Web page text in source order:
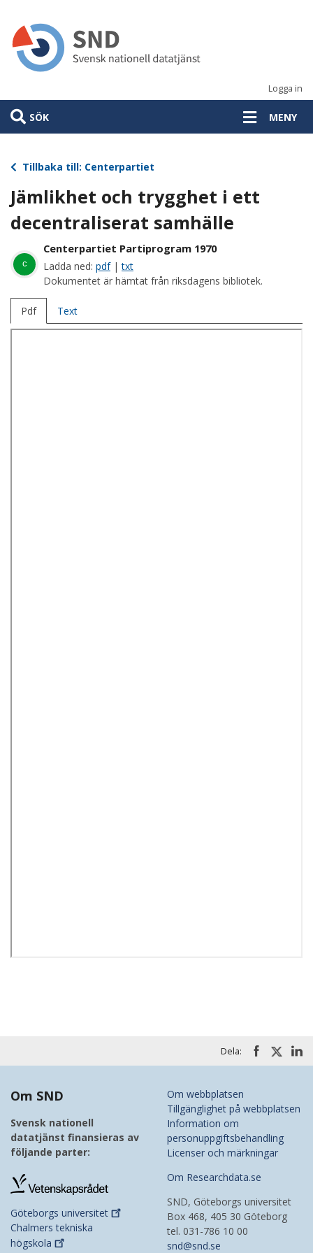
huvudinnehåll
Logga in
SÖK MENY
Tillbaka till: Centerpartiet
Jämlikhet och trygghet i ett
decentraliserat samhälle
c
Centerpartiet Partiprogram 1970
Ladda ned: pdf|txt
Dokumentet är hämtat från riksdagens bibliotek.
Pdf Text
Dela:
Om SND
Svensk nationell
datatjänst finansieras av
följande parter:
Göteborgs universitet
Chalmers tekniska
högskola
Om webbplatsen
Tillgänglighet på webbplatsen
Information om
personuppgiftsbehandling
Licenser och märkningar
Om Researchdata.se
SND, Göteborgs universitet
Box 468, 405 30 Göteborg
tel. 031-786 10 00
snd@snd.se